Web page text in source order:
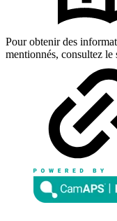
Pour obtenir des
mentionnés, consultez le